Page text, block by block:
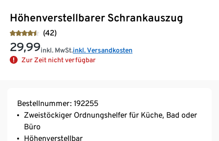
Höhenverstellbarer Schrankauszug
(42)
29,99inkl. MwSt.inkl. Versandkosten
Zur Zeit nicht verfügbar
Bestellnummer: 192255
Zweistöckiger Ordnungshelfer für Küche, Bad oder
Büro
Höhenverstellbar